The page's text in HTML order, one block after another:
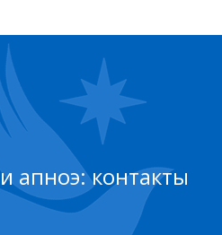
апноэ: контакты